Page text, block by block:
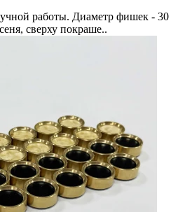
работы. Диаметр фишек - 30
сверху покраше..